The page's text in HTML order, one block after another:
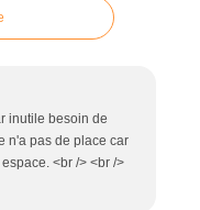
inutile besoin de
n'a pas de place car
<br /> <br />